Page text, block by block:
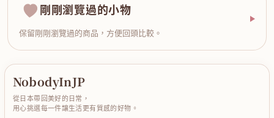
剛剛瀏覽過的小物
保留剛剛瀏覽過的商品，方便回頭比較。
NobodyInJP
從日本帶回美好的日常，
用心挑選每一件讓生活更有質感的好物。